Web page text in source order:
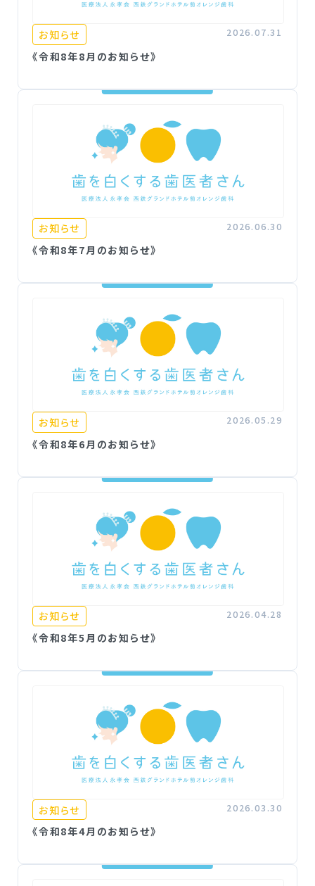
お知らせ 2026.07.31
《令和8年8月のお知らせ》
お知らせ 2026.06.30
《令和8年7月のお知らせ》
お知らせ 2026.05.29
《令和8年6月のお知らせ》
お知らせ 2026.04.28
《令和8年5月のお知らせ》
お知らせ 2026.03.30
《令和8年4月のお知らせ》